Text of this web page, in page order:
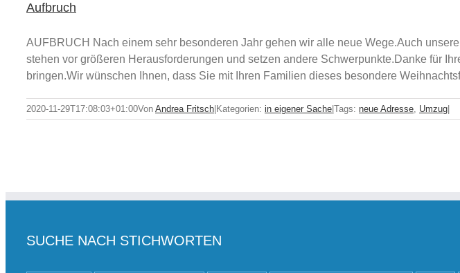
Aufbruch
AUFBRUCH Nach einem sehr besonderen Jahr gehen wir alle neue Wege.Auch
stehen vor größeren Herausforderungen und setzen andere Schwerpunkte.Danke für
bringen.Wir wünschen Ihnen, dass Sie mit Ihren Familien dieses besondere
2020-11-29T17:08:03+01:00Von Andrea Fritsch Kategorien: in eigener Sache Tags: neue Adresse, Umzug
SUCHE NACH STICHWORTEN